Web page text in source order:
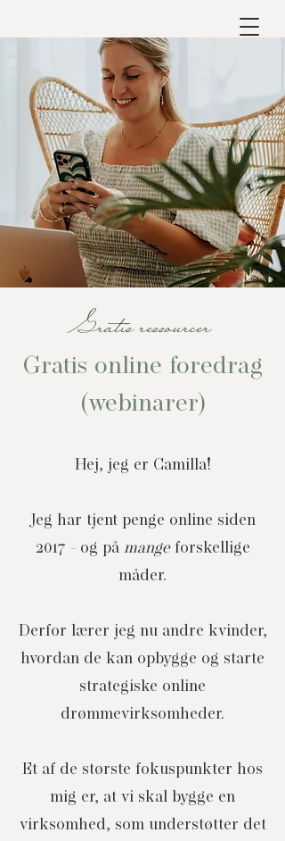
Gratis ressourcer
Gratis online foredrag
(webinarer)
Hej, jeg er Camilla!
Jeg har tjent penge online siden
2017 - og på mangeforskellige
måder.
Derfor lærer jeg nu andre kvinder,
hvordan de kan opbygge og starte
strategiske online
drømmevirksomheder.
Et af de største fokuspunkter hos
mig er, at vi skal bygge en
virksomhed, som understøtter det